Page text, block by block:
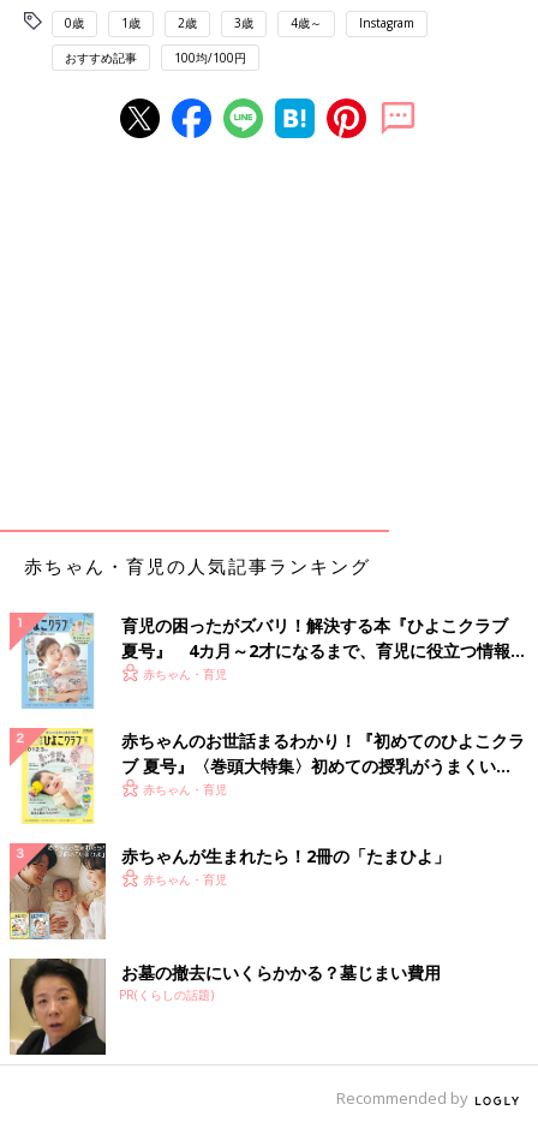
0歳 1歳 2歳 3歳 4歳～ Instagram
おすすめ記事 100均/100円
赤ちゃん・育児の人気記事ランキング
育児の困ったがズバリ！解決する本『ひよこクラブ
夏号』 4カ月～2才になるまで、育児に役立つ情報が
いっぱい！
赤ちゃん・育児
赤ちゃんのお世話まるわかり！『初めてのひよこクラ
ブ 夏号』〈巻頭大特集〉初めての授乳がうまくい
く！ おっぱい・ミルクの基本と夏のトラブル 解決テ
赤ちゃん・育児
赤ちゃんが生まれたら！2冊の「たまひよ」
赤ちゃん・育児
お墓の撤去にいくらかかる？墓じまい費用
PR(くらしの話題)
Recommended by